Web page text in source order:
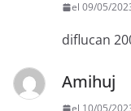
el 09/05/
diflucan
Amihuj